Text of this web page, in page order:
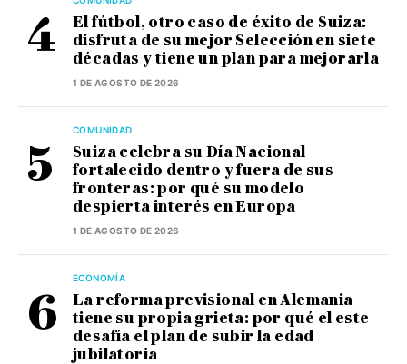
El fútbol, otro caso de éxito de Suiza:
disfruta de su mejor Selección en siete
décadas y tiene un plan para mejorarla
1 DE AGOSTO DE 2026
COMUNIDAD
Suiza celebra su Día Nacional
fortalecido dentro y fuera de sus
fronteras: por qué su modelo
despierta interés en Europa
1 DE AGOSTO DE 2026
ECONOMÍA
La reforma previsional en Alemania
tiene su propia grieta: por qué el este
desafía el plan de subir la edad
jubilatoria